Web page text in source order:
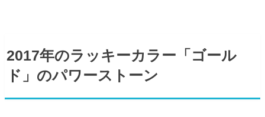
2017年のラッキーカラー「ゴール
ド」のパワーストーン